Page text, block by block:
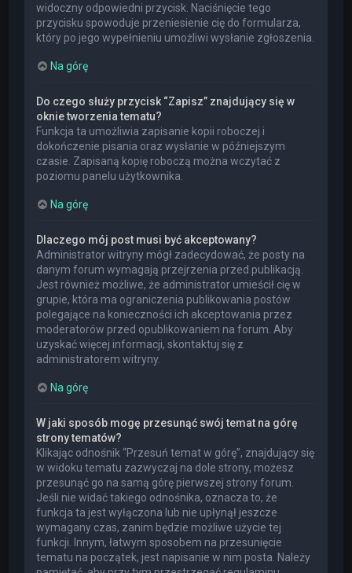
widoczny odpowiedni przycisk. Naciśnięcie tego
przycisku spowoduje przeniesienie cię do formularza,
który po jego wypełnieniu umożliwi wysłanie zgłoszenia.
Na górę
Do czego służy przycisk “Zapisz” znajdujący się w
oknie tworzenia tematu?
Funkcja ta umożliwia zapisanie kopii roboczej i
dokończenie pisania oraz wysłanie w późniejszym
czasie. Zapisaną kopię roboczą można wczytać z
poziomu panelu użytkownika.
Na górę
Dlaczego mój post musi być akceptowany?
Administrator witryny mógł zadecydować, że posty na
danym forum wymagają przejrzenia przed publikacją.
Jest również możliwe, że administrator umieścił cię w
grupie, która ma ograniczenia publikowania postów
polegające na konieczności ich akceptowania przez
moderatorów przed opublikowaniem na forum. Aby
uzyskać więcej informacji, skontaktuj się z
administratorem witryny.
Na górę
W jaki sposób mogę przesunąć swój temat na górę
strony tematów?
Klikając odnośnik “Przesuń temat w górę”, znajdujący się
w widoku tematu zazwyczaj na dole strony, możesz
przesunąć go na samą górę pierwszej strony forum.
Jeśli nie widać takiego odnośnika, oznacza to, że
funkcja ta jest wyłączona lub nie upłynął jeszcze
wymagany czas, zanim będzie możliwe użycie tej
funkcji. Innym, łatwym sposobem na przesunięcie
tematu na początek, jest napisanie w nim posta. Należy